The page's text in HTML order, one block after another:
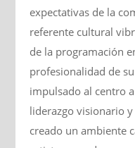
expectativas de la
referente cultural
de la programación
profesionalidad de
impulsado al centro
liderazgo visionario
creado un ambiente